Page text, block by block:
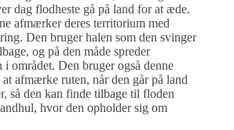
dag flodheste gå på land for at æde.
afmærker deres territorium med
Den bruger halen som den svinger
og på den måde spreder
i området. Den bruger også denne
afmærke ruten, når den går på land
så den kan finde tilbage til floden
hvor den opholder sig om